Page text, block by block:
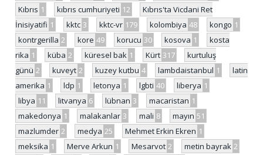
Kıbrıs 1 kıbrıs cumhuriyeti 12
Kıbrıs'ta Vicdani Ret
İnisiyatifi 1 kktc 3 kktc-vr 179 kolombiya 48 kongo 1
kontrgerilla 2 kore 49 korucu 30 kosova 1
kosta
rika 1 küba 2 küresel bak 1 Kürt 317
kurtuluş
günü 2 kuveyt 2 kuzey kutbu 4 lambdaistanbul 1
latin
amerika 1 ldp 1 letonya 1 lgbti 40 liberya 1
libya 11 litvanya 6 lübnan 3 macaristan 1
makedonya 1 malakanlar 3 mali 8 mayın 51
mazlumder 2 medya 25 Mehmet Erkin Ekren 1
meksika 1 Merve Arkun 1 Mesarvot 2 metin bayrak 2